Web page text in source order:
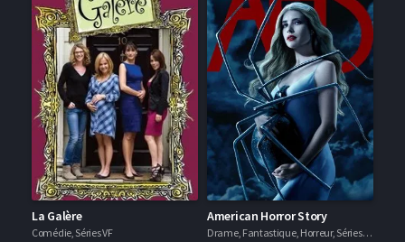
La Galère
Comédie, Séries VF
American Horror Story
Drame, Fantastique, Horreur, Séries VF